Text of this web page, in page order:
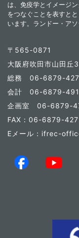
は、免疫学とイメージ
をつなぐことを表すと
います。ランドー・ア
〒565-0871
大阪府吹田市山田丘
総務 06-6879-
会計 06-6879-
企画室 06-6879-
FAX：06-6879-
Eメール：ifrec-